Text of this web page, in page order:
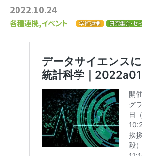
研究活動
サイト内検索
2022.10.24
各種連携,イベント 学術連携 研究集会・セ